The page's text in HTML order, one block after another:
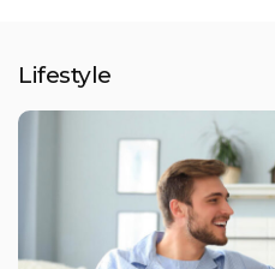
Lifestyle